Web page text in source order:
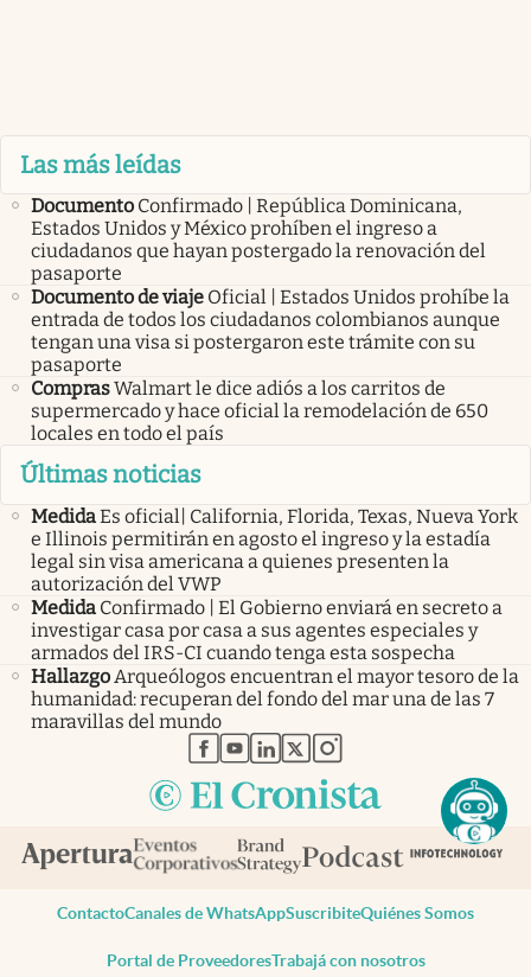
Las más leídas
Documento Confirmado | República Dominicana,
Estados Unidos y México prohíben el ingreso a
ciudadanos que hayan postergado la renovación del
pasaporte
Documento de viaje Oficial | Estados Unidos prohíbe la
entrada de todos los ciudadanos colombianos aunque
tengan una visa si postergaron este trámite con su
pasaporte
ComprasWalmart le dice adiós a los carritos de
supermercado y hace oficial la remodelación de 650
locales en todo el país
Últimas noticias
MedidaEs oficial| California, Florida, Texas, Nueva York
e Illinois permitirán en agosto el ingreso y la estadía
legal sin visa americana a quienes presenten la
autorización del VWP
Medida Confirmado | El Gobierno enviará en secreto a
investigar casa por casa a sus agentes especiales y
armados del IRS-CI cuando tenga esta sospecha
Hallazgo Arqueólogos encuentran el mayor tesoro de la
humanidad: recuperan del fondo del mar una de las 7
maravillas del mundo
abre en nueva pestaña
abre en nueva pestaña
abre en nueva pestaña
abre en nueva pestaña
abre en nueva pestaña
ContactoCanales de WhatsAppSuscribiteQuiénes Somos
Portal de ProveedoresTrabajá con nosotros